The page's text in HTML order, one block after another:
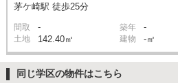
茅ケ崎駅 徒歩25分
間取 - 築年 -
土地 142.40㎡ 建物 -㎡
同じ学区の物件はこちら